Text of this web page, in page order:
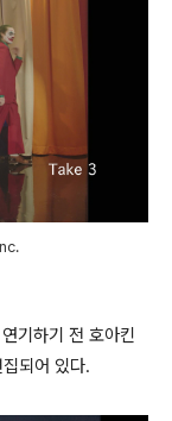
기하기 전 호아킨
되어 있다.